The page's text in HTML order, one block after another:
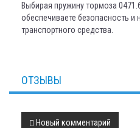
Выбирая пружину тормоза
обеспечиваете безопасность и
транспортного средства.
ОТЗЫВЫ
Новый комментарий